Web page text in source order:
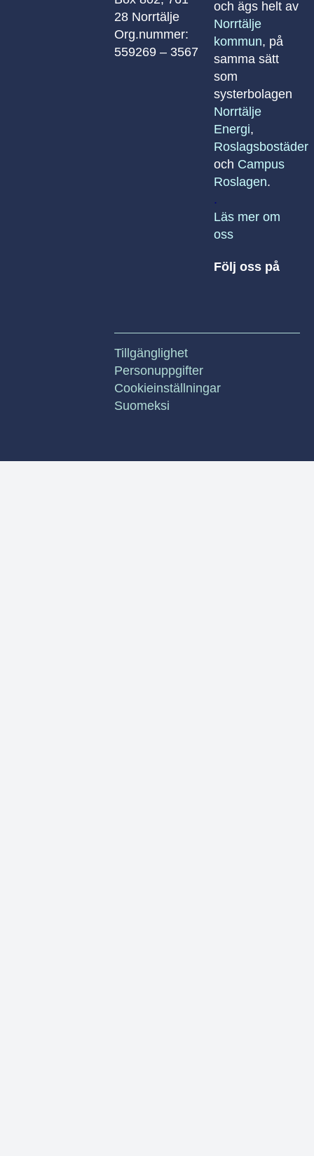
28 Norrtälje
Org.nummer:
559269 – 3567
och ägs helt av
Norrtälje
kommun, på
samma sätt
som
systerbolagen
Norrtälje
Energi,
Roslagsbostäder
och Campus
Roslagen.
.
Läs mer om
oss
Följ oss på
Tillgänglighet
Personuppgifter
Cookieinställningar
Suomeksi